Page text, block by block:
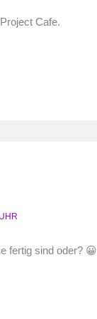
Cafe.
fertig sind oder? 😀